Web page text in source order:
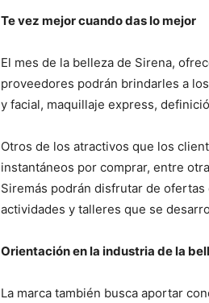
Te vez mejor cuando das lo mejor
El mes de la belleza de Sirena,
proveedores podrán brindarles a
y facial, maquillaje express,
Otros de los atractivos que los
instantáneos por comprar, entre
Siremás podrán disfrutar de
actividades y talleres que se
Orientación en la industria de la
La marca también busca aportar